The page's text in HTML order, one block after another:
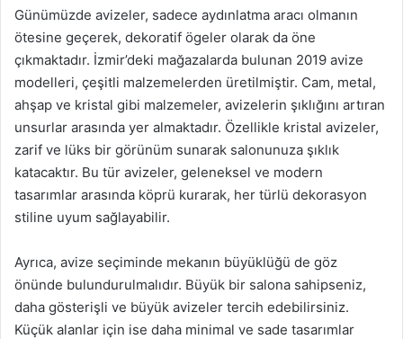
Günümüzde avizeler, sadece aydınlatma aracı olmanın
ötesine geçerek, dekoratif ögeler olarak da öne
çıkmaktadır. İzmir’deki mağazalarda bulunan 2019 avize
modelleri, çeşitli malzemelerden üretilmiştir. Cam, metal,
ahşap ve kristal gibi malzemeler, avizelerin şıklığını artıran
unsurlar arasında yer almaktadır. Özellikle kristal avizeler,
zarif ve lüks bir görünüm sunarak salonunuza şıklık
katacaktır. Bu tür avizeler, geleneksel ve modern
tasarımlar arasında köprü kurarak, her türlü dekorasyon
stiline uyum sağlayabilir.
Ayrıca, avize seçiminde mekanın büyüklüğü de göz
önünde bulundurulmalıdır. Büyük bir salona sahipseniz,
daha gösterişli ve büyük avizeler tercih edebilirsiniz.
Küçük alanlar için ise daha minimal ve sade tasarımlar